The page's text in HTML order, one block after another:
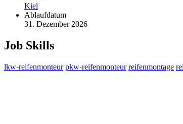
Kiel
Ablaufdatum
31. Dezember 2026
Job Skills
lkw-reifenmonteur pkw-reifenmonteur reifenmontage